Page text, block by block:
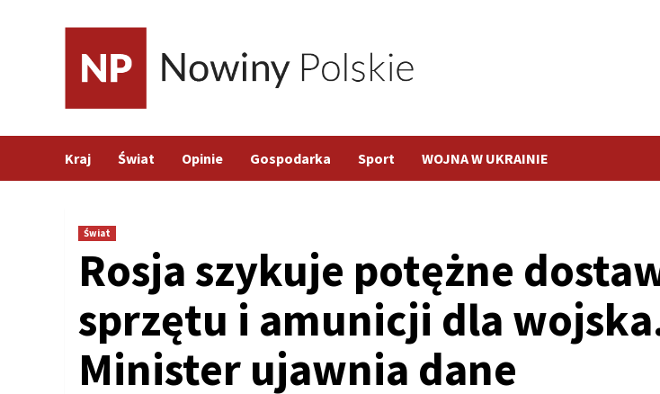
Kraj Świat Opinie Gospodarka Sport WOJNA W UKRAINIE
Świat
Rosja szykuje potężne
sprzętu i amunicji dla
Minister ujawnia dane